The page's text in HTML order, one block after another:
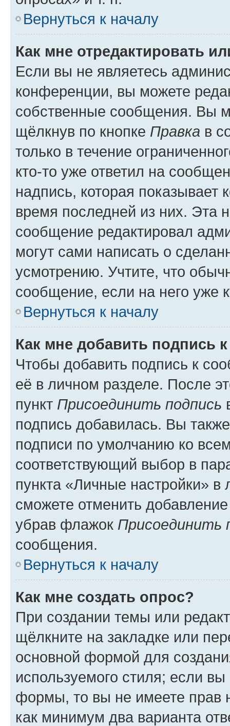
Вернуться к началу
Как мне отредактировать
Если вы не являетесь
конференции, вы можете
собственные сообщения. Вы
щёлкнув по кнопке Правка в
только в течение
кто-то уже ответил на
надпись, которая показывает
время последней из них. Эта
сообщение редактировал
могут сами написать о
усмотрению. Учтите, что
сообщение, если на него уже
Вернуться к началу
Как мне добавить подпись
Чтобы добавить подпись к
её в личном разделе. После
пункт Присоединить подпись
подпись добавилась. Вы
подписи по умолчанию ко
соответствующий выбор в
пункта «Личные настройки»
сможете отменить
убрав флажок Присоединить
сообщения.
Вернуться к началу
Как мне создать опрос?
При создании темы или
щёлкните на закладке или
основной формой для
используемого стиля; если
формы, то вы не имеете прав
как минимум два варианта